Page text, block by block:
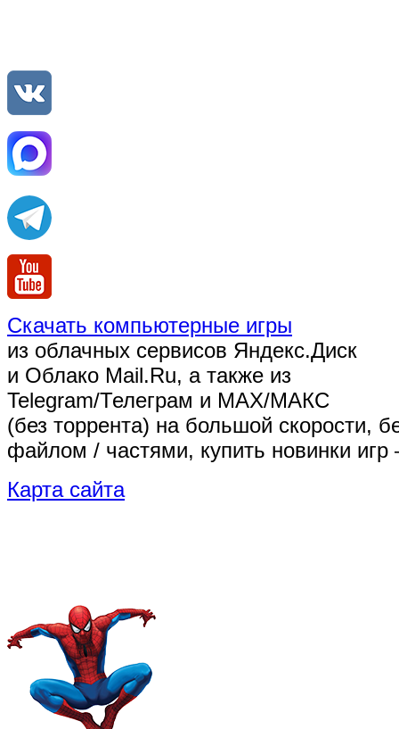
Скачать компьютерные игры
из облачных сервисов Яндекс.Диск
и Облако Mail.Ru, а также из
Telegram/Телеграм и MAX/МАКС
(без торрента) на большой скорости,
файлом / частями, купить новинки
Карта сайта